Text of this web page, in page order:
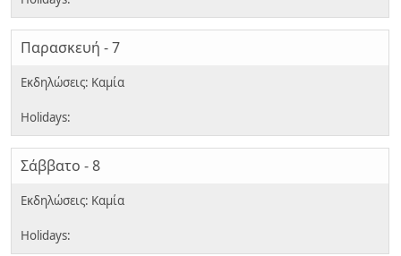
Παρασκευή - 7
Σάββατο - 8